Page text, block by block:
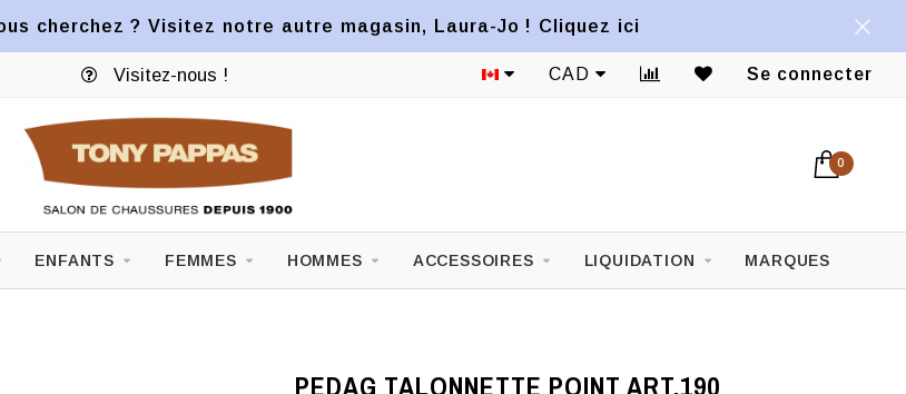
cherchez ? Visitez notre autre magasin, Laura-Jo ! Cliquez ici
Visitez-nous ! CAD Se connecter
0
ENFANTS FEMMES HOMMES ACCESSOIRES LIQUIDATION MARQUES
PEDAG TALONNETTE POINT ART.190